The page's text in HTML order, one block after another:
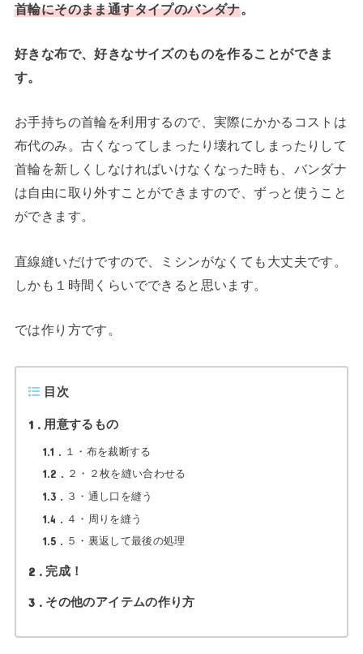
首輪にそのまま通すタイプのバンダナ。
好きな布で、好きなサイズのものを作ることができま
す。
お手持ちの首輪を利用するので、実際にかかるコストは
布代のみ。古くなってしまったり壊れてしまったりして
首輪を新しくしなければいけなくなった時も、バンダナ
は自由に取り外すことができますので、ずっと使うこと
ができます。
直線縫いだけですので、ミシンがなくても大丈夫です。
しかも１時間くらいでできると思います。
では作り方です。
目次
1 用意するもの
1.1 １・布を裁断する
1.2 ２・２枚を縫い合わせる
1.3 ３・通し口を縫う
1.4 ４・周りを縫う
1.5 ５・裏返して最後の処理
2 完成！
3 その他のアイテムの作り方